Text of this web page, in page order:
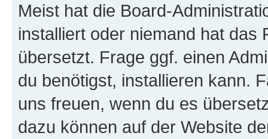
Meist hat die Board-
installiert oder niemand hat das
übersetzt. Frage ggf. einen
du benötigst, installieren kann.
uns freuen, wenn du es
dazu können auf der Website